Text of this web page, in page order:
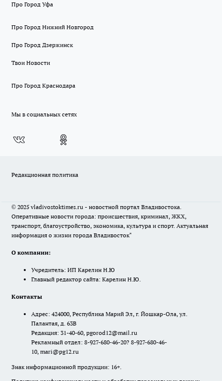
Про Город Уфа
Про Город Нижний Новгород
Про Город Дзержинск
Твои Новости
Про Город Краснодара
Мы в социальных сетях
Редакционная политика
© 2025 vladivostoktimes.ru - новостной портал Владивостока.
Оперативные новости города: происшествия, криминал, ЖКХ,
транспорт, благоустройство, экономика, культура и спорт. Актуальная
информация о жизни города Владивосток"
О компании:
Учредитель: ИП Карелин Н.Ю
Главный редактор сайта: Карелин Н.Ю.
Контакты
Адрес: 424000, Республика Марий Эл, г. Йошкар-Ола, ул.
Палантая, д. 63В
Редакция: 31-40-60, pgorod12@mail.ru
Рекламный отдел: 8-927-680-46-20? 8-927-680-46-
10, mari@pg12.ru
Знак информационной продукции: 16+.